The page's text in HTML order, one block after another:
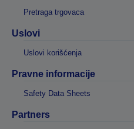
Pretraga trgovaca
Uslovi
Uslovi korišćenja
Pravne informacije
Safety Data Sheets
Partners